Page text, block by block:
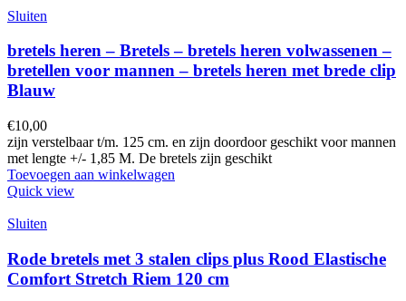
Sluiten
bretels heren – Bretels – bretels heren volwassenen –
bretellen voor mannen – bretels heren met brede clip
Blauw
€10,00
zijn verstelbaar t/m. 125 cm. en zijn doordoor geschikt voor mannen
met lengte +/- 1,85 M. De bretels zijn geschikt
Toevoegen aan winkelwagen
Quick view
Sluiten
Rode bretels met 3 stalen clips plus Rood Elastische
Comfort Stretch Riem 120 cm